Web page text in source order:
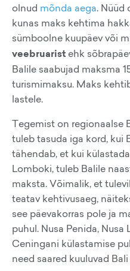
olnud mõnda aega. Nüüd
kunas maks kehtima
sümboolne kuupäev või
veebruarist ehk
Balile saabujad maksma
turismimaksu. Maks
lastele.
Tegemist on regionaalse
tuleb tasuda iga kord, kui
tähendab, et kui
Lomboki, tuleb Balile
maksta. Võimalik, et
teatav kehtivusaeg,
see päevakorras pole ja
puhul. Nusa Penida,
Ceningani külastamise
need saared kuuluvad